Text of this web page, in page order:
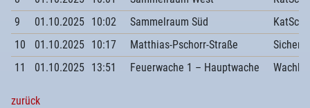
9
01.10.2025 10:02 Sammelraum Süd
10
01.10.2025 10:17 Matthias-Pschorr-Straße
11
01.10.2025 13:51 Feuerwache 1 – Hauptwache
zurück